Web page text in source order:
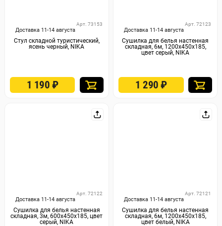
Доставка 11-14 августа
Арт. 73153
Стул складной туристический,
ясень черный, NIKA
1 190 ₽
Доставка 11-14 августа
Арт. 72123
Сушилка для белья настенная
складная, 6м, 1200х450х185,
цвет серый, NIKA
1 290₽
Доставка 11-14 августа
Арт. 72122
Сушилка для белья настенная
складная, 3м, 600х450х185, цвет
серый, NIKA
Доставка 11-14 августа
Арт. 72121
Сушилка для белья настенная
складная, 6м, 1200х450х185,
цвет белый, NIKA